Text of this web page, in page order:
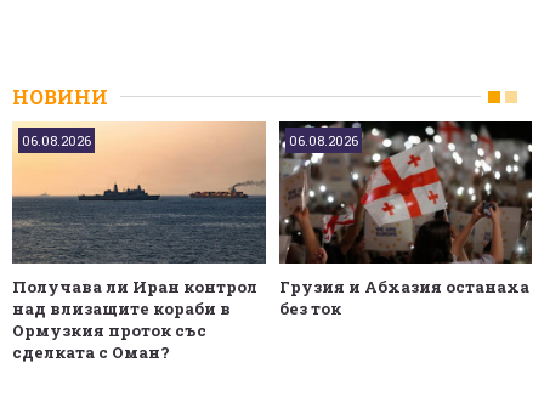
НОВИНИ
06.08.2026
Получава ли Иран контрол
над влизащите кораби в
Ормузкия проток със
сделката с Оман?
06.08.2026
Грузия и Абхазия останаха
без ток